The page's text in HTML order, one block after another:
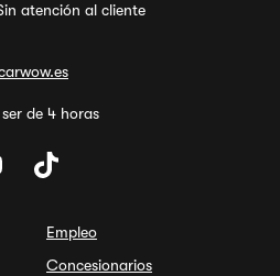
atención al cliente
de 4 horas
Empleo
Concesionarios